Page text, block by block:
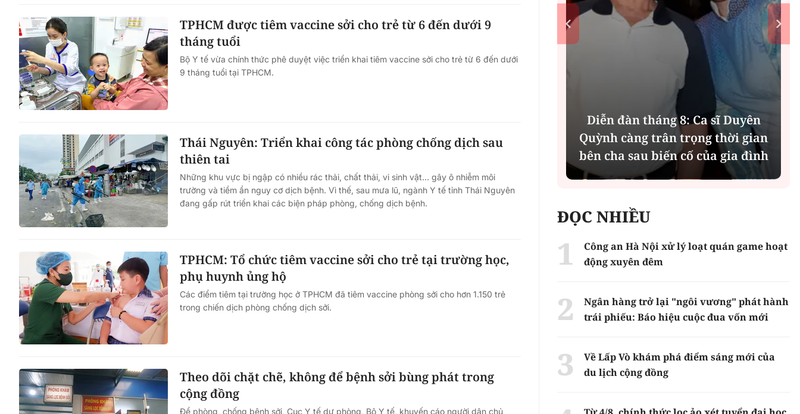
TPHCM được tiêm vaccine sởi cho trẻ từ 6 đến dưới 9
tháng tuổi
Bộ Y tế vừa chính thức phê duyệt việc triển khai tiêm vaccine sởi cho trẻ từ 6 đến dưới
9 tháng tuổi tại TPHCM.
Thái Nguyên: Triển khai công tác phòng chống dịch sau
thiên tai
Những khu vực bị ngập có nhiều rác thải, chất thải, vi sinh vật… gây ô nhiễm môi
trường và tiềm ẩn nguy cơ dịch bệnh. Vì thế, sau mưa lũ, ngành Y tế tỉnh Thái Nguyên
đang gấp rút triển khai các biện pháp phòng, chống dịch bệnh.
TPHCM: Tổ chức tiêm vaccine sởi cho trẻ tại trường học,
phụ huynh ủng hộ
Các điểm tiêm tại trường học ở TPHCM đã tiêm vaccine phòng sởi cho hơn 1.150 trẻ
trong chiến dịch phòng chống dịch sởi.
Theo dõi chặt chẽ, không để bệnh sởi bùng phát trong
cộng đồng
Để phòng, chống bệnh sởi, Cục Y tế dự phòng, Bộ Y tế, khuyến cáo người dân chủ
mảnh đất và bản án vì lẽ công
bằng
tiếp cận các dịch vụ y tế kỹ thuật
cao
Diễn đàn tháng 8: Ca sĩ Duyên
Quỳnh càng trân trọng thời gian
bên cha sau biến cố của gia đình
ĐỌC NHIỀU
Công an Hà Nội xử lý loạt quán game hoạt
động xuyên đêm
Ngân hàng trở lại "ngôi vương" phát hành
trái phiếu: Báo hiệu cuộc đua vốn mới
Về Lấp Vò khám phá điểm sáng mới của
du lịch cộng đồng